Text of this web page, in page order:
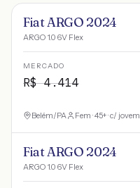
Fiat ARGO 2024
ARGO 1.0 6V Flex
MERCADO
R$4.414
Belém/PA Fem · 45+ · c/ jovem
Fiat ARGO 2024
ARGO 1.0 6V Flex